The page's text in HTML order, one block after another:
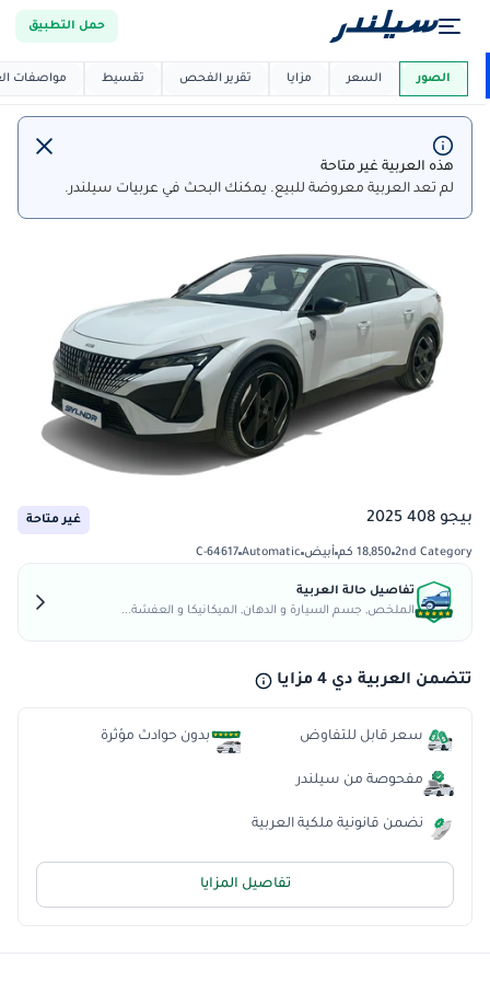
حمل التطبيق
العربية دي ماركت
هذه العربية غير متاحة
لم تعد العربية معروضة للبيع. يمكنك البحث في عربيات سيلندر.
بيجو 408 2025 غير متاحة
2nd Category 18,850 كم أبيض Automatic
C-64617
تفاصيل حالة العربية
الملخص, جسم السيارة و الدهان, الميكانيكا و العفشة...
تتضمن العربية دي 4 مزايا
سعر قابل للتفاوض
مفحوصة من سيلندر
نضمن قانونية ملكية العربية
بدون حوادث مؤثرة
تفاصيل المزايا
الصور السعر مزايا تقرير الفحص تقسيط مواصفات